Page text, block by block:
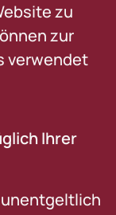
zu
zur
verwendet
Ihrer